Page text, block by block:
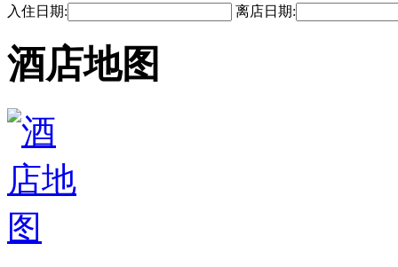
入住日期: 离店日期:
酒店地图